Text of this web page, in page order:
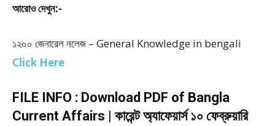
আরোও দেখুন:-
১২০০ জেনারেল নলেজ – General Knowledge in bengali
Click Here
FILE INFO : Download PDF of Bangla
Current Affairs | কারেন্ট অ্যাফেয়ার্স ১০ ফেব্রুয়ারি